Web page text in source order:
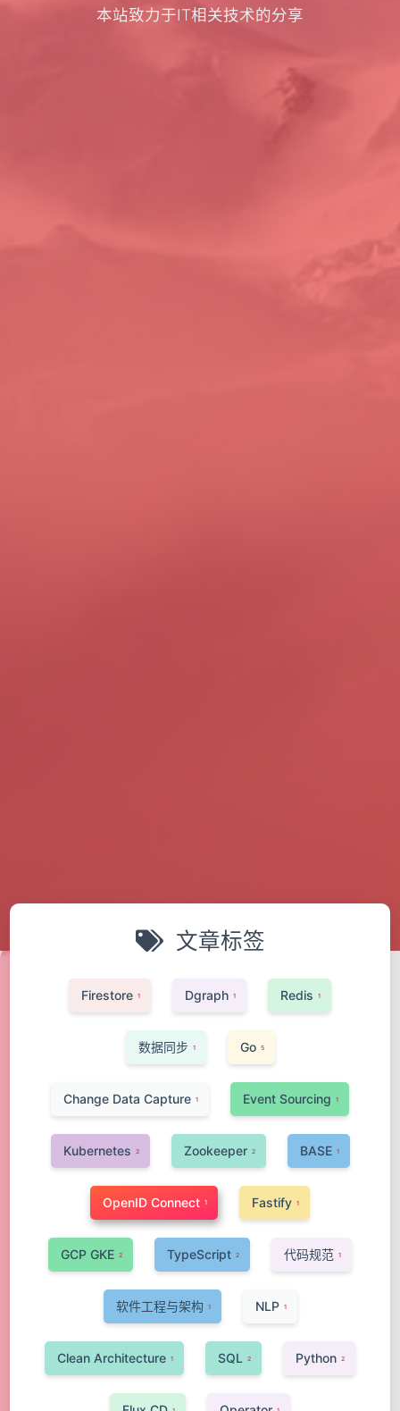
本站致力于IT相关技术的分享
文章标签
Firestore 1 Dgraph 1 Redis 1
数据同步 1 Go 5
Change Data Capture 1 Event Sourcing 1
Kubernetes 2 Zookeeper 2 BASE 1
OpenID Connect 1 Fastify 1
GCP GKE 2 TypeScript 2 代码规范 1
软件工程与架构 1 NLP 1
Clean Architecture 1 SQL 2 Python 2